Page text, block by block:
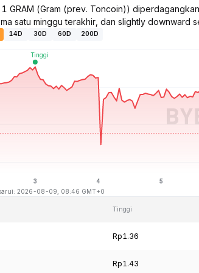
1 GRAM (Gram (prev. Toncoin))
satu minggu terakhir, dan slightly downward
14D 30D 60D 200D
2026-08-09, 08:46 GMT+0
Tinggi
Rp1.36
Rp1.43